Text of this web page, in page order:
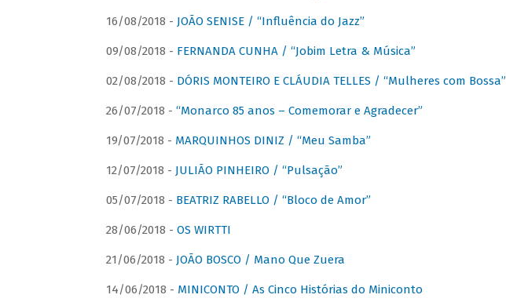
16/08/2018 - JOÃO SENISE / “Influência do Jazz”
09/08/2018 - FERNANDA CUNHA / “Jobim Letra & Música”
02/08/2018 - DÓRIS MONTEIRO E CLÁUDIA TELLES / “Mulheres com Bossa”
26/07/2018 - “Monarco 85 anos – Comemorar e Agradecer”
19/07/2018 - MARQUINHOS DINIZ / “Meu Samba”
12/07/2018 - JULIÃO PINHEIRO / “Pulsação”
05/07/2018 - BEATRIZ RABELLO / “Bloco de Amor”
28/06/2018 - OS WIRTTI
21/06/2018 - JOÃO BOSCO / Mano Que Zuera
14/06/2018 - MINICONTO / As Cinco Histórias do Miniconto